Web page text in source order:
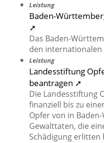
Leistung
Baden-
➚
Das Baden-
den internationalen
Leistung
Landesstiftung
beantragen ➚
Die Landesstiftung
finanziell bis zu
Opfer von in
Gewalttaten, die
Schädigung erlitten